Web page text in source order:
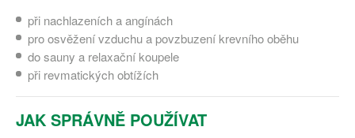
při nachlazeních a angínách
pro osvěžení vzduchu a povzbuzení krevního oběhu
do sauny a relaxační koupele
při revmatických obtížích
JAK SPRÁVNĚ POUŽÍVAT